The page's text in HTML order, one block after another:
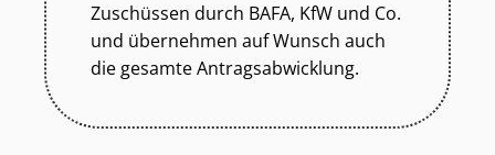
Zuschüssen durch BAFA, KfW und Co.
und übernehmen auf Wunsch auch
die gesamte An­trags­ab­wick­lung.